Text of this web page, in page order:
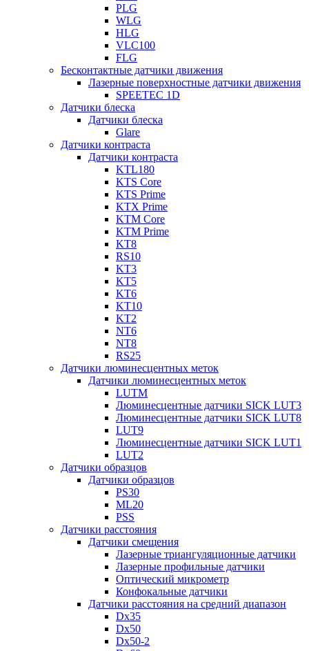
PLG
WLG
HLG
VLC100
FLG
Бесконтактные датчики движения
Лазерные поверхностные датчики движения
SPEETEC 1D
Датчики блеска
Датчики блеска
Glare
Датчики контраста
Датчики контраста
KTL180
KTS Core
KTS Prime
KTX Prime
KTM Core
KTM Prime
KT8
RS10
KT3
KT5
KT6
KT10
KT2
NT6
NT8
RS25
Датчики люминесцентных меток
Датчики люминесцентных меток
LUTM
Люминесцентные датчики SICK LUT3
Люминесцентные датчики SICK LUT8
LUT9
Люминесцентные датчики SICK LUT1
LUT2
Датчики образцов
Датчики образцов
PS30
ML20
PSS
Датчики расстояния
Датчики смещения
Лазерные триангуляционные датчики
Лазерные профильные датчики
Оптический микрометр
Конфокальные датчики
Датчики расстояния на средний диапазон
Dx35
Dx50
Dx50-2